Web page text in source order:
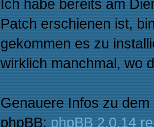
Ich habe bereits am
Patch erschienen ist,
gekommen es zu
wirklich manchmal, wo
Genauere Infos zu
phpBB: phpBB 2.0.14